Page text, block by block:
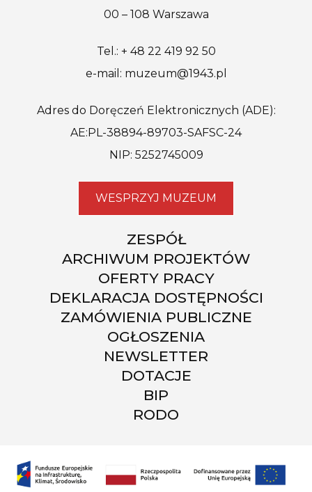
00 – 108 Warszawa
Tel.: + 48 22 419 92 50
e-mail: muzeum@1943.pl
Adres do Doręczeń Elektronicznych (ADE):
AE:PL-38894-89703-SAFSC-24
NIP: 5252745009
WESPRZYJ MUZEUM
ZESPÓŁ
ARCHIWUM PROJEKTÓW
OFERTY PRACY
DEKLARACJA DOSTĘPNOŚCI
ZAMÓWIENIA PUBLICZNE
OGŁOSZENIA
NEWSLETTER
DOTACJE
BIP
RODO